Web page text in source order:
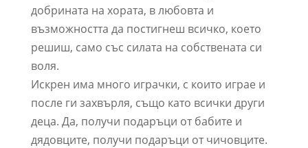
добрината на хората, в любовта и
възможността да постигнеш всичко, което
решиш, само със силата на собствената си
воля.
Искрен има много играчки, с които играе и
после ги захвърля, също като всички други
деца. Да, получи подаръци от бабите и
дядовците, получи подаръци от чичовците.